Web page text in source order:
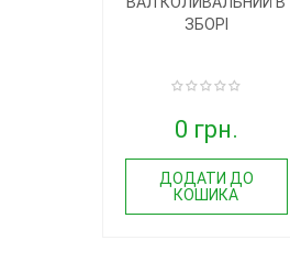
ЗБОРІ
0 грн.
ДОДАТИ ДО
КОШИКА